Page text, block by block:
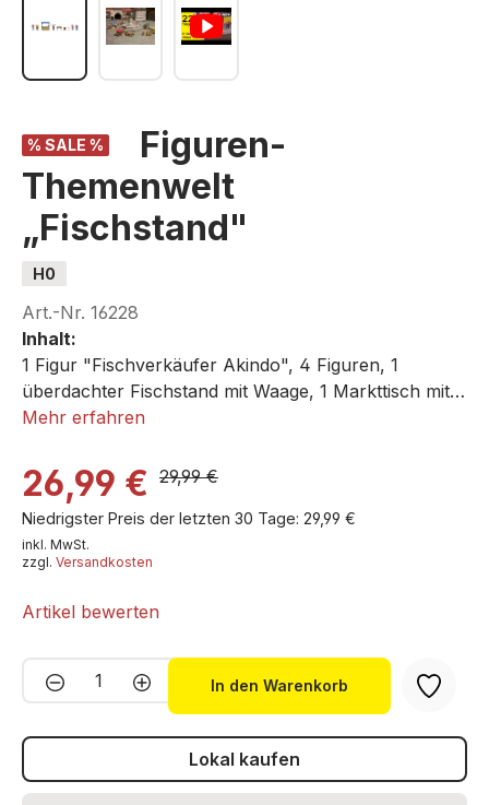
% SALE %
Figuren-
Themenwelt
„Fischstand"
H0
Art.-Nr. 16228
Inhalt:
1 Figur "Fischverkäufer Akindo", 4 Figuren, 1
überdachter Fischstand mit Waage, 1 Markttisch mit
Auslage, 1 Imbisstisch,1 Werbeschild
Mehr erfahren
26,99 € 29,99 €
inkl. MwSt.
zzgl. Versandkosten
Niedrigster Preis der letzten 30 Tage: 29,99 €
Artikel bewerten
Produkt Anzahl: Gib den
In den Warenkorb
Lokal kaufen